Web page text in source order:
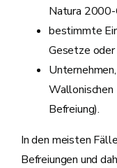
Natura
bestimmte
Gesetze
Befreiung).
In den meisten
Befreiungen und